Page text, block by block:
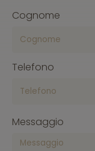
Cognome
Telefono
Messaggio